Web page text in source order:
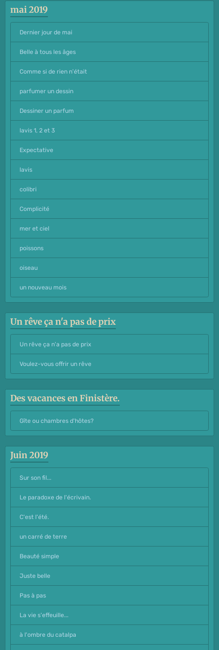
mai 2019
Dernier jour de mai
Belle à tous les âges
Comme si de rien n'était
parfumer un dessin
Dessiner un parfum
lavis 1, 2 et 3
Expectative
lavis
colibri
Complicité
mer et ciel
poissons
oiseau
un nouveau mois
Un rêve ça n'a pas de prix
Un rêve ça n'a pas de prix
Voulez-vous offrir un rêve
Des vacances en Finistère.
Gîte ou chambres d'hôtes?
Juin 2019
Sur son fil...
Le paradoxe de l'écrivain.
C'est l'été.
un carré de terre
Beauté simple
Juste belle
Pas à pas
La vie s'effeuille...
à l'ombre du catalpa